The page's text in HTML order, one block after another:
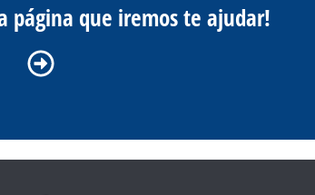
página que iremos te ajudar!